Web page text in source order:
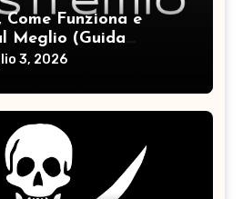
Come Funziona e
Meglio (Guida
3, 2026